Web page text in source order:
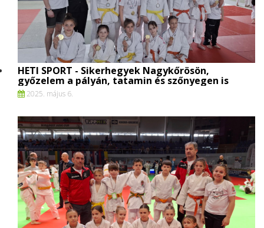
HETI SPORT - Sikerhegyek Nagykőrösön,
győzelem a pályán, tatamin és szőnyegen is
2025. május 6.